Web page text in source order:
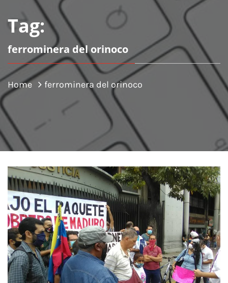
Tag:
ferrominera del orinoco
Home ferrominera del orinoco